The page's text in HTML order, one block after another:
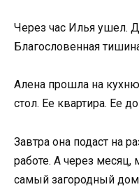
Через час Илья ушел.
Благословенная
Алена прошла на
стол. Ее квартира. Ее
Завтра она подаст на
работе. А через месяц,
самый загородный